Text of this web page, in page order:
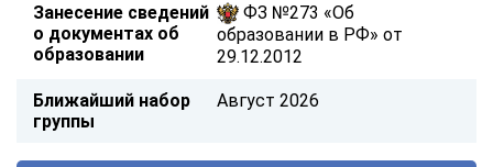
Занесение сведений
о документах об
образовании
ФЗ №273 «Об
образовании в РФ» от
29.12.2012
Ближайший набор
группы
Август 2026